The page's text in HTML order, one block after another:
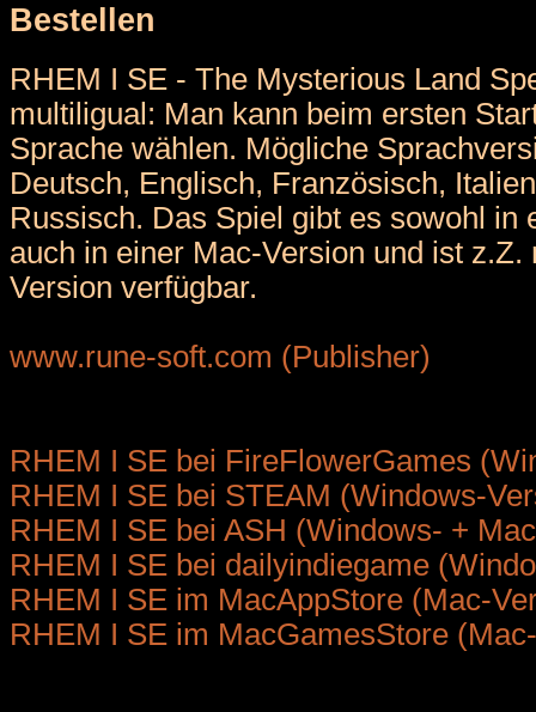
Bestellen
RHEM I SE - The Mysterious Land
multiligual: Man kann beim ersten
Sprache wählen. Mögliche
Deutsch, Englisch, Französisch,
Russisch. Das Spiel gibt es sowohl in
auch in einer Mac-Version und ist z.Z.
Version verfügbar.
www.rune-soft.com (Publisher)
RHEM I SE bei FireFlowerGames
RHEM I SE bei STEAM (Windows-
RHEM I SE bei ASH (Windows- +
RHEM I SE bei dailyindiegame
RHEM I SE im MacAppStore (Mac-
RHEM I SE im MacGamesStore